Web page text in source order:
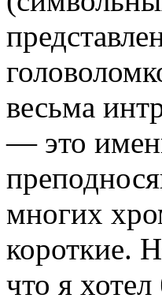
весьма
— это
многих
короткие.
что я